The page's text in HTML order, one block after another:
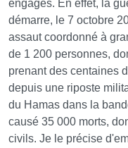
engagés. En effet, la
démarre, le 7 octobre
assaut coordonné à
de 1 200 personnes,
prenant des centaines
depuis une riposte
du Hamas dans la
causé 35 000 morts,
civils. Je le précise